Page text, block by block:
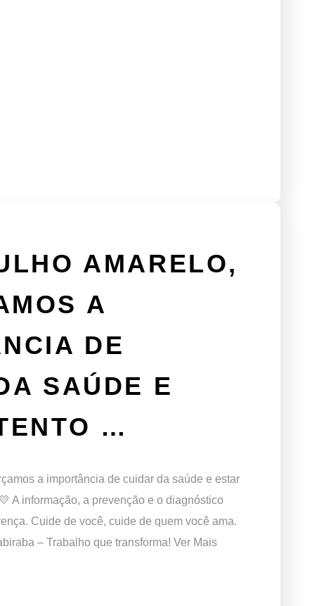
AMARELO,
A
DE
SAÚDE E
…
a importância de cuidar da saúde e estar
A informação, a prevenção e o diagnóstico
Cuide de você, cuide de quem você ama.
– Trabalho que transforma! Ver Mais